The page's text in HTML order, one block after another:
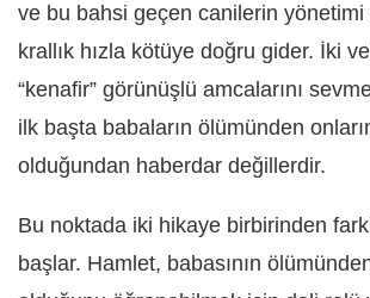
ve bu bahsi geçen canilerin yönetimi
krallık hızla kötüye doğru gider. İki
“kenafir” görünüşlü amcalarını
ilk başta babaların ölümünden
olduğundan haberdar değillerdir.
Bu noktada iki hikaye birbirinden
başlar. Hamlet, babasının